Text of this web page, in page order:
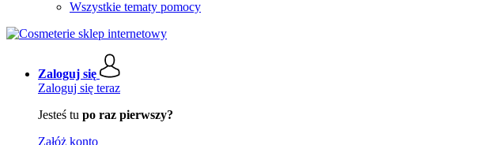
Wszystkie tematy pomocy
Zaloguj się
Zaloguj się teraz
Jesteś tu po raz pierwszy?
Załóż konto